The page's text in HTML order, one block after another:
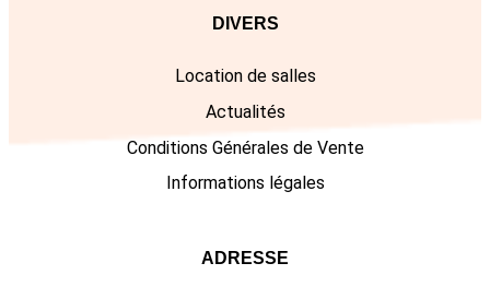
DIVERS
Location de salles
Actualités
Conditions Générales de Vente
Informations légales
ADRESSE